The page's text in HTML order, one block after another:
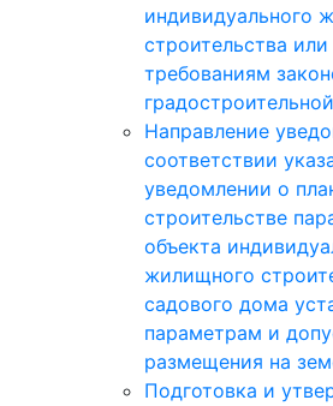
индивидуального
строительства
требованиям
Направление
соответствии
уведомлении о
строительстве
объекта
жилищного
садового дома
параметрам и
размещения на
Подготовка и